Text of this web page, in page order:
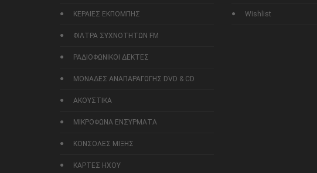
ΚΕΡΑΙΕΣ ΕΚΠΟΜΠΗΣ
ΦΙΛΤΡΑ ΣΥΧΝΟΤΗΤΩΝ FM
ΡΑΔΙΟΦΩΝΙΚΟΙ ΔΕΚΤΕΣ
ΜΟΝΑΔΕΣ ΑΝΑΠΑΡΑΓΩΓΗΣ DVD & CD
ΑΚΟΥΣΤΙΚΑ
ΜΙΚΡΟΦΩΝΑ ΕΝΣΥΡΜΑΤΑ
ΚΟΝΣΟΛΕΣ ΜΙΞΗΣ
ΚΑΡΤΕΣ ΗΧΟΥ
Wishlist